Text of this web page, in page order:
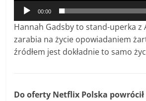
00:00
Hannah Gadsby to stand-uperka z
zarabia na życie opowiadaniem
źródłem jest dokładnie to samo
Do oferty Netflix Polska